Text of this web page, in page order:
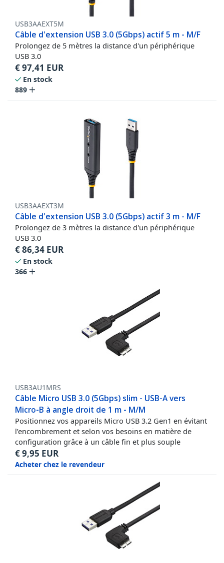
USB3AAEXT5M
Câble d'extension USB 3.0 (5Gbps) actif 5 m - M/F
Prolongez de 5 mètres la distance d'un périphérique
USB 3.0
€97,41 EUR
En stock
889
USB3AAEXT3M
Câble d'extension USB 3.0 (5Gbps) actif 3 m - M/F
Prolongez de 3 mètres la distance d'un périphérique
USB 3.0
€86,34 EUR
En stock
366
USB3AU1MRS
Câble Micro USB 3.0 (5Gbps) slim - USB-A vers
Micro-B à angle droit de 1 m - M/M
Positionnez vos appareils Micro USB 3.2 Gen1 en évitant
l’encombrement et selon vos besoins en matière de
configuration grâce à un câble fin et plus souple
€9,95 EUR
Acheter chez le revendeur